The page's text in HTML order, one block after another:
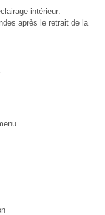
intérieur:
après le retrait de la